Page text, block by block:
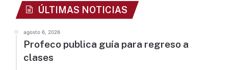
ÚLTIMAS NOTICIAS
agosto 6, 2026
Profeco publica guía para regreso a
clases